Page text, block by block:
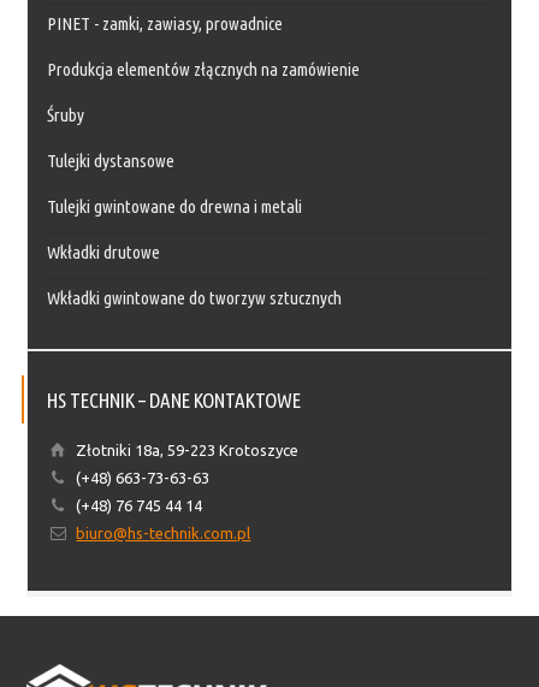
PINET - zamki, zawiasy, prowadnice
Produkcja elementów złącznych na zamówienie
Śruby
Tulejki dystansowe
Tulejki gwintowane do drewna i metali
Wkładki drutowe
Wkładki gwintowane do tworzyw sztucznych
HS TECHNIK – DANE KONTAKTOWE
Złotniki 18a, 59-223 Krotoszyce
(+48) 663-73-63-63
(+48) 76 745 44 14
biuro@hs-technik.com.pl